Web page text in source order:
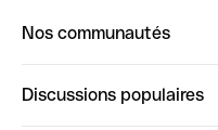
Nos communautés
Discussions populaires